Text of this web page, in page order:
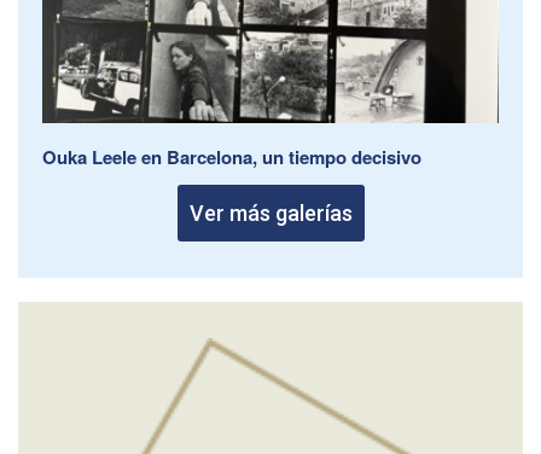
Ouka Leele en Barcelona, un tiempo decisivo
Ver más galerías